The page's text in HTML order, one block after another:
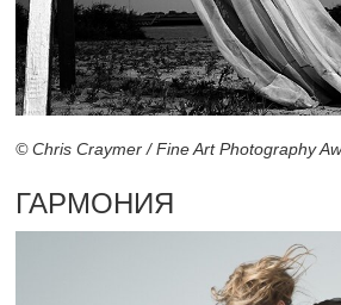
© Chris Craymer / Fine Art Photography
ГАРМОНИЯ